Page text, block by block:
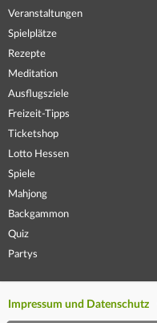
Veranstaltungen
Spielplätze
Rezepte
Meditation
Ausflugsziele
Freizeit-Tipps
Ticketshop
Lotto Hessen
Spiele
Mahjong
Backgammon
Quiz
Partys
Impressum und Datenschutz